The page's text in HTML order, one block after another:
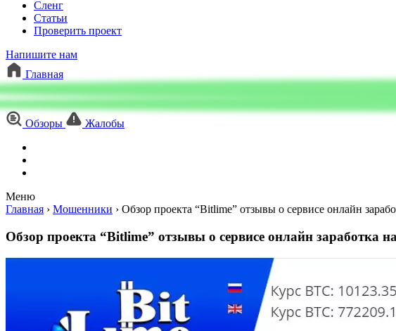
Сленг
Статьи
Проверить проект
Напишите нам
Главная
Обзоры
Жалобы
Меню
Главная › Мошенники › Обзор проекта “Bitlime” отзывы о сервисе онлайн
Обзор проекта “Bitlime” отзывы о сервисе онлайн заработка